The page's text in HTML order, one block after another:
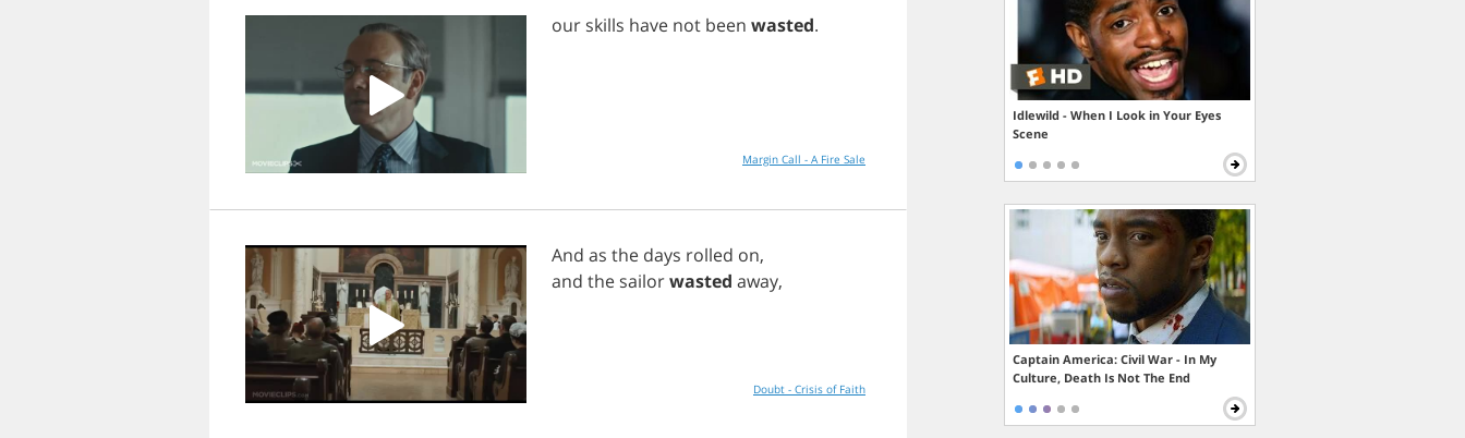
our skills have not been wasted.
Margin Call - A Fire Sale
And as the days rolled on,
and the sailorwasted away,
Doubt - Crisis of Faith
Idlewild - When I Look in Your Eyes
Scene
Captain America: Civil War - In My
Culture, Death Is Not The End